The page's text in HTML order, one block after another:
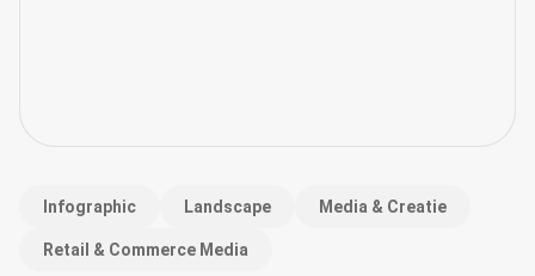
Infographic Landscape Media & Creatie
Retail & Commerce Media